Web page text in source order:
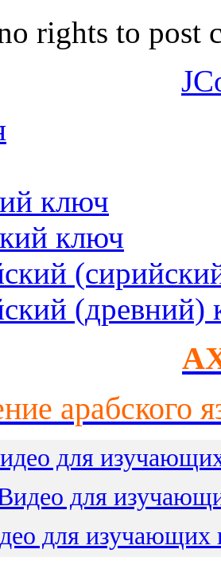
rights to post
ключ
ключ
(древний)
арабского
для
для
для изучающих